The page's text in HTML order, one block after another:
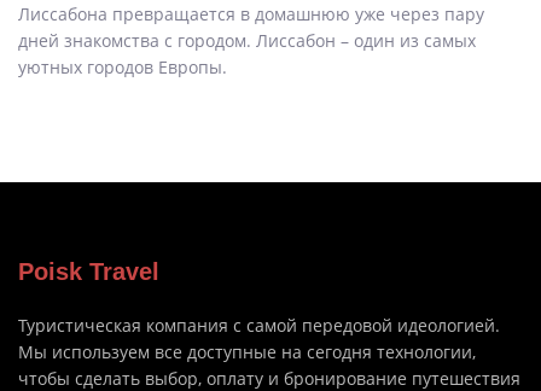
Лиссабона превращается в домашнюю уже через пару
дней знакомства с городом. Лиссабон – один из самых
уютных городов Европы.
Poisk Travel
Туристическая компания с самой передовой идеологией.
Мы используем все доступные на сегодня технологии,
чтобы сделать выбор, оплату и бронирование путешествия